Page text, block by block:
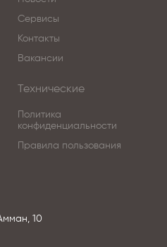
Сервисы
Контакты
Вакансии
Технические
Политика
конфиденциальности
Правила пользования
10